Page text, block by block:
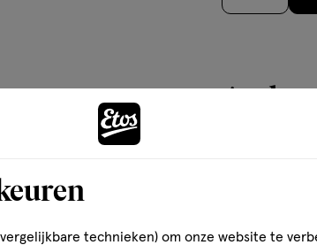
technieken) om onze website te